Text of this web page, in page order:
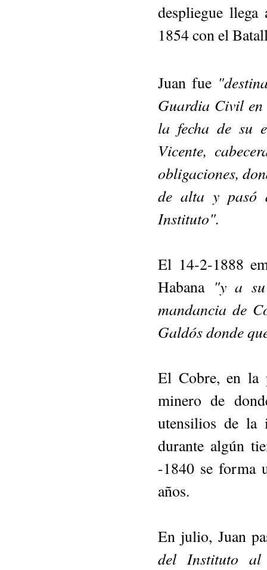
despliegue llega
1854 con el
Juan fue
Guardia Civil en
la fecha de su
Vicente,
obligaciones,
de alta y pasó
Instituto".
El 14-2-1888
Habana"y a su
mandancia de
Galdós donde
El Cobre, en la
minero de
utensilios de la
durante algún
-1840 se forma
años.
En julio, Juan
del Instituto al